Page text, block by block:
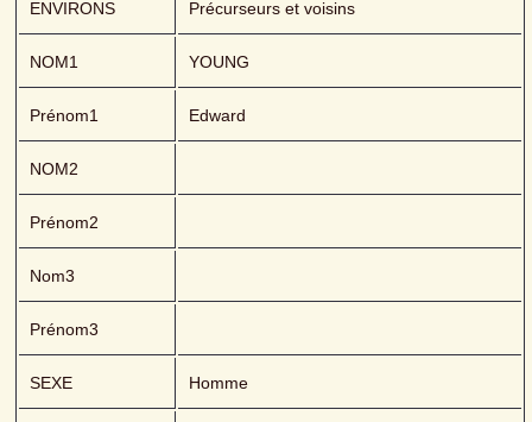
ENVIRONS Précurseurs et voisins
NOM1 YOUNG
Prénom1 Edward
NOM2
Prénom2
Nom3
Prénom3
SEXE Homme